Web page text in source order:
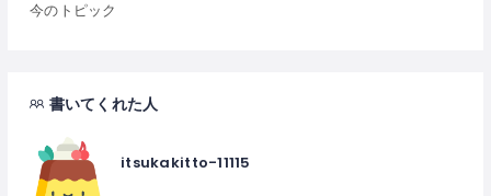
今のトピック
書いてくれた人
itsukakitto-11115